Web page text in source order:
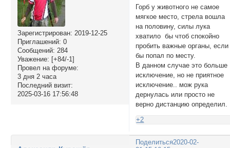
Зарегистрирован: 2019-12-25
Приглашений: 0
Сообщений: 284
Уважение: [+84/-1]
Провел на форуме:
3 дня 2 часа
Последний визит:
2025-03-16 17:56:48
Горб у животного не самое
мягкое место, стрела вошла
на половину, силы лука
хватило бы чтоб спокойно
пробить важные органы, если
бы попал по месту.
В данном случае это больше
исключение, но не приятное
исключение.. мож рука
дернулась или просто не
верно дистанцию определил.
+2
Поделиться2020-02-